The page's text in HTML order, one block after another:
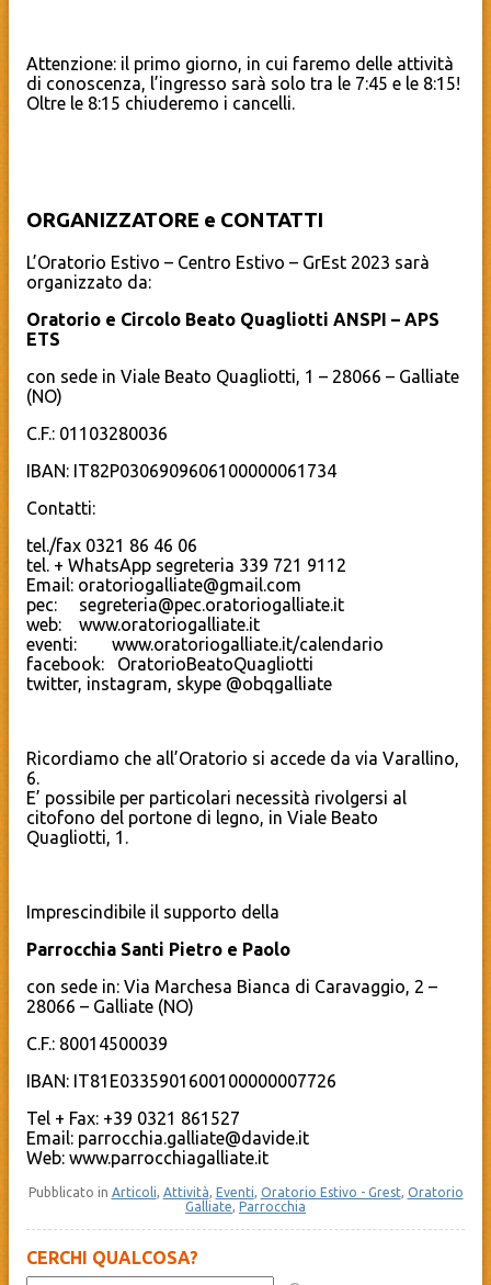
Attenzione: il primo giorno, in cui faremo delle attività
di conoscenza, l’ingresso sarà solo tra le 7:45 e le 8:15!
Oltre le 8:15 chiuderemo i cancelli.
ORGANIZZATORE e CONTATTI
L’Oratorio Estivo – Centro Estivo – GrEst 2023 sarà
organizzato da:
Oratorio e Circolo Beato Quagliotti ANSPI – APS
ETS
con sede in Viale Beato Quagliotti, 1 – 28066 – Galliate
(NO)
C.F.: 01103280036
IBAN: IT82P0306909606100000061734
Contatti:
tel./fax 0321 86 46 06
tel. + WhatsApp segreteria 339 721 9112
Email: oratoriogalliate@gmail.com
pec: segreteria@pec.oratoriogalliate.it
web: www.oratoriogalliate.it
eventi: www.oratoriogalliate.it/calendario
facebook: OratorioBeatoQuagliotti
twitter, instagram, skype @obqgalliate
Ricordiamo che all’Oratorio si accede da via Varallino,
6.
E’ possibile per particolari necessità rivolgersi al
citofono del portone di legno, in Viale Beato
Quagliotti, 1.
Imprescindibile il supporto della
Parrocchia Santi Pietro e Paolo
con sede in: Via Marchesa Bianca di Caravaggio, 2 –
28066 – Galliate (NO)
C.F.: 80014500039
IBAN: IT81E0335901600100000007726
Tel + Fax: +39 0321 861527
Email: parrocchia.galliate@davide.it
Web: www.parrocchiagalliate.it
Pubblicato in Articoli, Attività, Eventi, Oratorio Estivo - Grest, Oratorio
Galliate, Parrocchia
CERCHI QUALCOSA?